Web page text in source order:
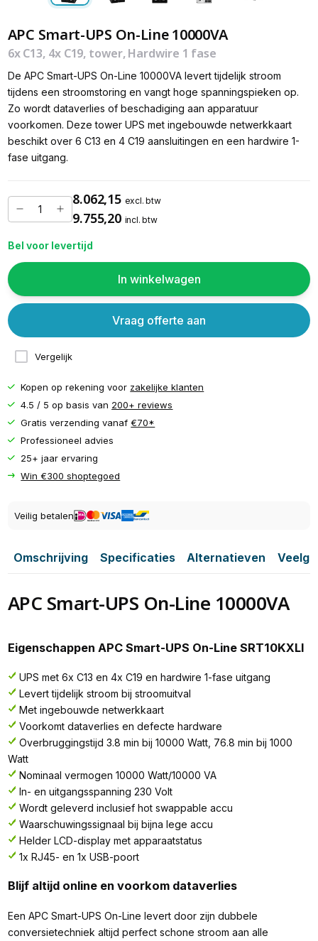
APC Smart-UPS On-Line 10000VA
6x C13, 4x C19, tower, Hardwire 1 fase
De APC Smart-UPS On-Line 10000VA levert tijdelijk stroom
tijdens een stroomstoring en vangt hoge spanningspieken op.
Zo wordt dataverlies of beschadiging aan apparatuur
voorkomen. Deze tower UPS met ingebouwde netwerkkaart
beschikt over 6 C13 en 4 C19 aansluitingen en een hardwire 1-
fase uitgang.
8.062,15 excl. btw
9.755,20 incl. btw
Bel voor levertijd
In winkelwagen
Vergelijk
Vraag offerte aan
Kopen op rekening voor zakelijke klanten
4.5 / 5 op basis van 200+ reviews
Gratis verzending vanaf€70*
Professioneel advies
25+ jaar ervaring
Win €300 shoptegoed
Veilig betalen
Omschrijving Specificaties Alternatieven
APC Smart-UPS On-Line 10000VA
Eigenschappen APC Smart-UPS On-Line SRT10KXLI
UPS met 6x C13 en 4x C19 en hardwire 1-fase uitgang
Levert tijdelijk stroom bij stroomuitval
Met ingebouwde netwerkkaart
Voorkomt dataverlies en defecte hardware
Overbruggingstijd 3.8 min bij 10000 Watt, 76.8 min bij 1000
Watt
Nominaal vermogen 10000 Watt/10000 VA
In- en uitgangsspanning 230 Volt
Wordt geleverd inclusief hot swappable accu
Waarschuwingssignaal bij bijna lege accu
Helder LCD-display met apparaatstatus
1x RJ45- en 1x USB-poort
Blijf altijd online en voorkom dataverlies
Een APC Smart-UPS On-Line levert door zijn dubbele
conversietechniek altijd perfect schone stroom aan alle